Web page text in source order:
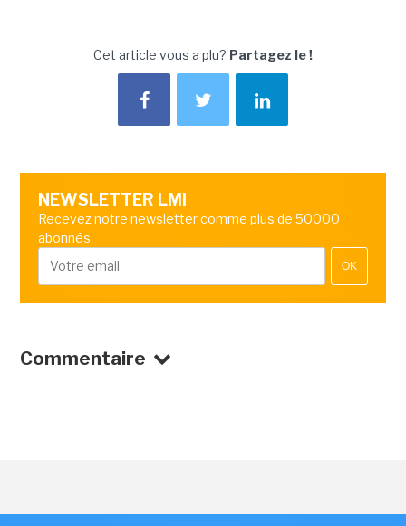
Cet article vous a plu? Partagez le !
NEWSLETTER LMI
Recevez notre newsletter comme plus de 50000
abonnés
OK
Commentaire